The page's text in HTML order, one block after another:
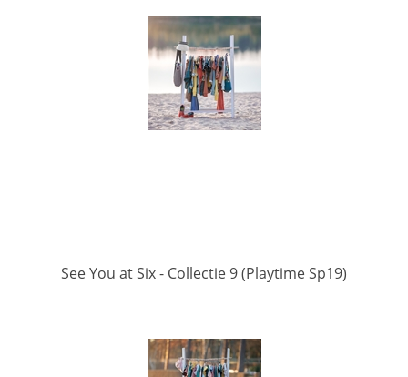
See You at Six - Collectie 9 (Playtime Sp19)